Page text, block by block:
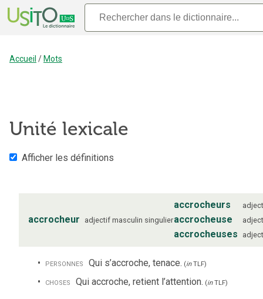
Accueil / Mots
Unité lexicale
Afficher les définitions
accrocheur adjectif masculin singulier
accrocheurs
accrocheuse
accrocheuses
personnes Qui s’accroche, tenace. (inTLF)
choses Qui accroche, retient l’attention. (inTLF)